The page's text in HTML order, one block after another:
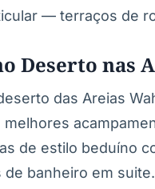
— terraços de
Deserto nas
das Areias
melhores
de estilo beduíno
de banheiro em suite.